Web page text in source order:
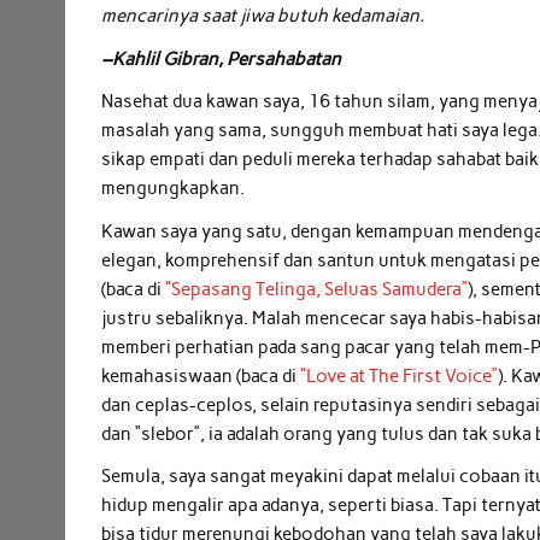
mencarinya saat jiwa butuh kedamaian.
–Kahlil Gibran, Persahabatan
Nasehat dua kawan saya, 16 tahun silam, yang
masalah yang sama, sungguh membuat hati saya
sikap empati dan peduli mereka terhadap sahabat
mengungkapkan.
Kawan saya yang satu, dengan kemampuan
elegan, komprehensif dan santun untuk mengatasi
(baca di“Sepasang Telinga, Seluas Samudera”),
justru sebaliknya. Malah mencecar saya habis-
memberi perhatian pada sang pacar yang telah
kemahasiswaan (baca di “Love at The First Voice”).
dan ceplas-ceplos, selain reputasinya sendiri
dan “slebor”, ia adalah orang yang tulus dan tak
Semula, saya sangat meyakini dapat melalui cobaan
hidup mengalir apa adanya, seperti biasa. Tapi
bisa tidur merenungi kebodohan yang telah saya